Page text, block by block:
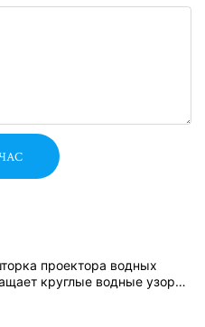
проектора водных
круглые водные узоры
квадраты или